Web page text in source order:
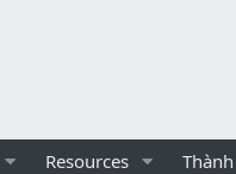
Resources